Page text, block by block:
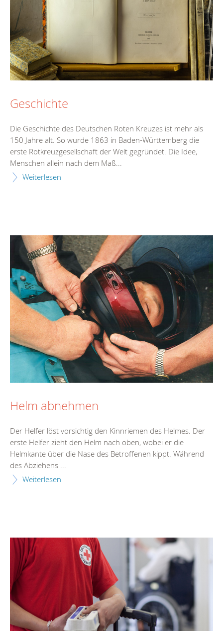
Geschichte
Die Geschichte des Deutschen Roten Kreuzes ist mehr als
150 Jahre alt. So wurde 1863 in Baden-Württemberg die
erste Rotkreuzgesellschaft der Welt gegründet. Die Idee,
Menschen allein nach dem Maß...
Weiterlesen
Helm abnehmen
Der Helfer löst vorsichtig den Kinnriemen des Helmes. Der
erste Helfer zieht den Helm nach oben, wobei er die
Helmkante über die Nase des Betroffenen kippt. Während
des Abziehens ...
Weiterlesen